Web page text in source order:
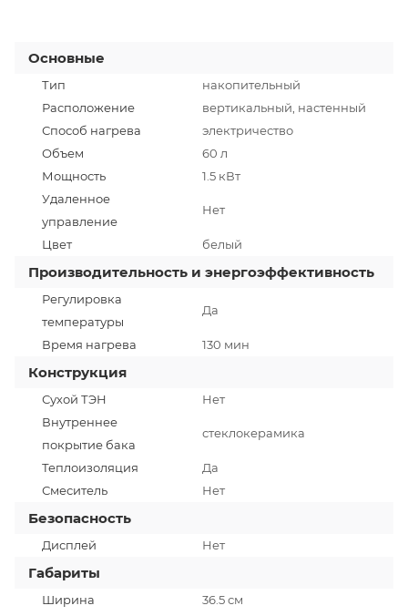
Основные
Тип
накопительный
Расположение
вертикальный, настенный
Способ нагрева
электричество
Объем
60 л
Мощность
1.5 кВт
Удаленное
управление
Нет
Цвет белый
Производительность и энергоэффективность
Регулировка
температуры
Да
Время нагрева 130 мин
Конструкция
Сухой ТЭН
Нет
Внутреннее
покрытие бака
стеклокерамика
Теплоизоляция
Да
Смеситель
Нет
Безопасность
Дисплей Нет
Габариты
Ширина
36.5 см